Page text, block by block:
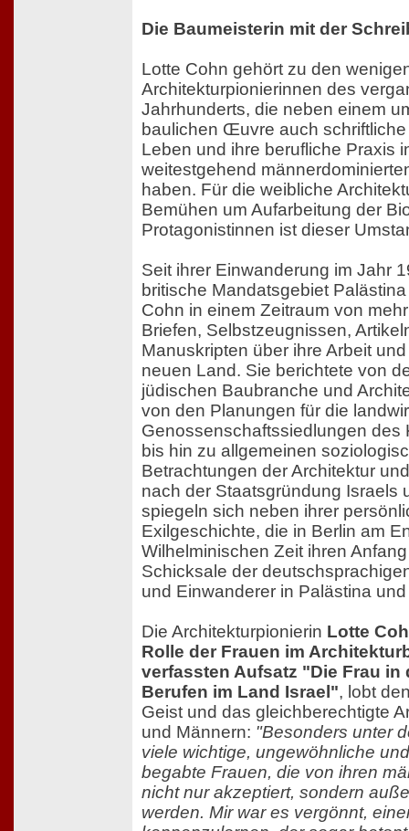
Die Baumeisterin mit der
Lotte Cohn gehört zu den
Architekturpionierinnen des
Jahrhunderts, die neben einem
baulichen Œuvre auch
Leben und ihre berufliche Praxis
weitestgehend
haben. Für die weibliche
Bemühen um Aufarbeitung der
Protagonistinnen ist dieser
Seit ihrer Einwanderung im Jahr
britische Mandatsgebiet
Cohn in einem Zeitraum von
Briefen, Selbstzeugnissen,
Manuskripten über ihre Arbeit
neuen Land. Sie berichtete von
jüdischen Baubranche und
von den Planungen für die
Genossenschaftssiedlungen des
bis hin zu allgemeinen
Betrachtungen der Architektur
nach der Staatsgründung Israels
spiegeln sich neben ihrer
Exilgeschichte, die in Berlin am
Wilhelminischen Zeit ihren
Schicksale der
und Einwanderer in Palästina
Die Architekturpionierin Lotte
Rolle der Frauen im
verfassten Aufsatz "Die Frau in
Berufen im Land Israel", lobt
Geist und das gleichberechtigte
und Männern: "Besonders unter
viele wichtige, ungewöhnliche
begabte Frauen, die von ihren
nicht nur akzeptiert, sondern
werden. Mir war es vergönnt,